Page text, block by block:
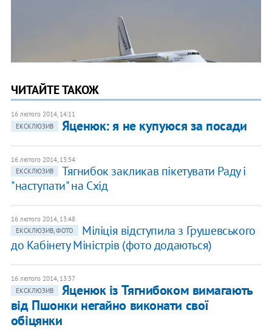
ЧИТАЙТЕ ТАКОЖ
16 лютого 2014, 14:11
ЕКСКЛЮЗИВ
Яценюк: я не купуюся за посади
16 лютого 2014, 13:54
ЕКСКЛЮЗИВ
Тягнибок закликав пікетувати Раду і
"наступати" на Схід
16 лютого 2014, 13:48
ЕКСКЛЮЗИВ, ФОТО
Міліція відступила з Грушевського
до Кабінету Міністрів (фото додаються)
16 лютого 2014, 13:37
ЕКСКЛЮЗИВ
Яценюк із Тягнибоком вимагають
від Пшонки негайно виконати свої
обіцянки